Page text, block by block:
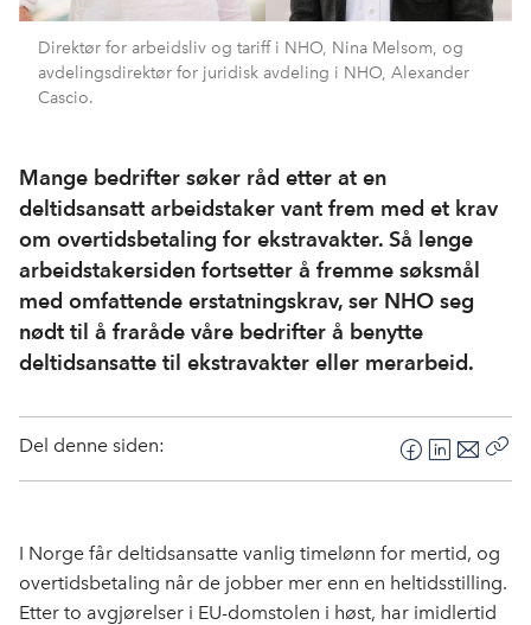
Direktør for arbeidsliv og tariff i NHO, Nina Melsom, og
avdelingsdirektør for juridisk avdeling i NHO, Alexander
Cascio.
Mange bedrifter søker råd etter at en
deltidsansatt arbeidstaker vant frem med et krav
om overtidsbetaling for ekstravakter. Så lenge
arbeidstakersiden fortsetter å fremme søksmål
med omfattende erstatningskrav, ser NHO seg
nødt til å fraråde våre bedrifter å benytte
deltidsansatte til ekstravakter eller merarbeid.
Del denne siden:
F
a
e
b
L
i
k
e
d
E
-
o
s
t
I Norge får deltidsansatte vanlig timelønn for mertid, og
overtidsbetaling når de jobber mer enn en heltidsstilling.
Etter to avgjørelser i EU-domstolen i høst, har imidlertid